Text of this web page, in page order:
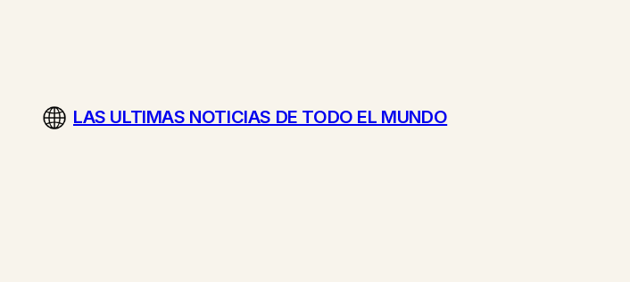
LAS ULTIMAS NOTICIAS DE TODO EL MUNDO